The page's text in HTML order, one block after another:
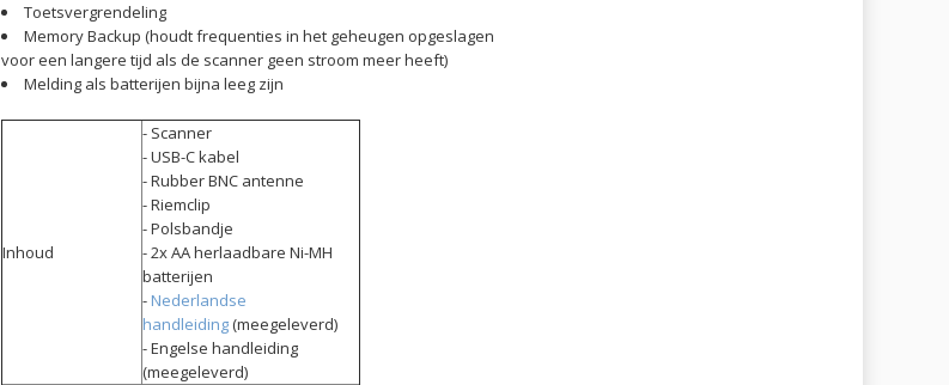
Toetsvergrendeling
Memory Backup (houdt frequenties in het geheugen opgeslagen
voor een langere tijd als de scanner geen stroom meer heeft)
Melding als batterijen bijna leeg zijn
Inhoud
- Scanner
- USB-C kabel
- Rubber BNC antenne
- Riemclip
- Polsbandje
- 2x AA herlaadbare Ni-MH
batterijen
- Nederlandse
handleiding(meegeleverd)
- Engelse handleiding
(meegeleverd)